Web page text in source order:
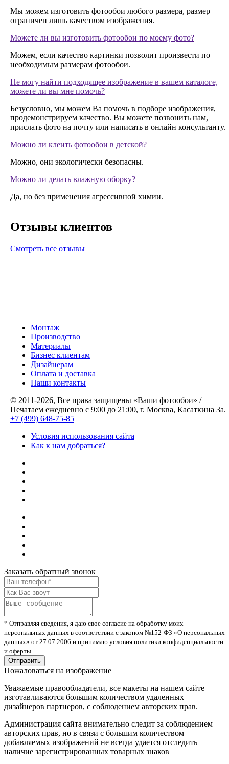
Мы можем изготовить фотообои любого размера, размер
ограничен лишь качеством изображения.
Можете ли вы изготовить фотообои по моему фото?
Можем, если качество картинки позволит произвести по
необходимым размерам фотообои.
Не могу найти подходящее изображение в вашем каталоге,
можете ли вы мне помочь?
Безусловно, мы можем Ва помочь в подборе изображения,
продемонстрируем качество. Вы можете позвонить нам,
прислать фото на почту или написать в онлайн консультанту.
Можно ли клеить фотообои в детской?
Можно, они экологически безопасны.
Можно ли делать влажную оборку?
Да, но без применения агрессивной химии.
Отзывы клиентов
Смотреть все отзывы
Монтаж
Производство
Материалы
Бизнес клиентам
Дизайнерам
Оплата и доставка
Наши контакты
© 2011-2026, Все права защищены «Ваши фотообои» /
Печатаем ежедневно с 9:00 до 21:00, г. Москва, Касаткина 3а.
+7 (499) 648-75-85
Условия использования сайта
Как к нам добраться?
Заказать обратный звонок
* Отправляя сведения, я даю свое согласие на обработку моих
персональных данных в соответствии с законом №152-ФЗ «О персональных
данных» от 27.07.2006 и принимаю условия политики конфиденциальности
и оферты
Пожаловаться на изображение
Уважаемые правообладатели, все макеты на нашем сайте
изготавливаются большим количеством удаленных
дизайнеров партнеров, с соблюдением авторских прав.
Администрация сайта внимательно следит за соблюдением
авторских прав, но в связи с большим количеством
добавляемых изображений не всегда удается отследить
наличие зарегистрированных товарных знаков